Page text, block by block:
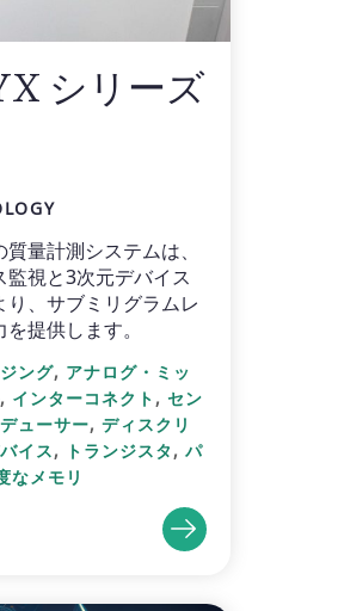
シリーズ
量計測システムは、
監視と3次元デバイス
、サブミリグラムレ
提供します。
ング, アナログ・ミッ
, インターコネクト , セン
ューサー, ディスクリ
イス, トランジスタ , パ
なメモリ